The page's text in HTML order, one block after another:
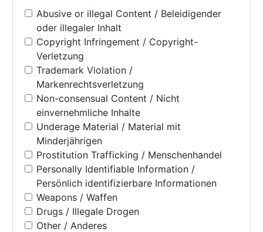
Abusive or illegal Content / Beleidigender
oder illegaler Inhalt
Copyright Infringement / Copyright-
Verletzung
Trademark Violation /
Markenrechtsverletzung
Non-consensual Content / Nicht
einvernehmliche Inhalte
Underage Material / Material mit
Minderjährigen
Prostitution Trafficking / Menschenhandel
Personally Identifiable Information /
Persönlich identifizierbare Informationen
Weapons / Waffen
Drugs / Illegale Drogen
Other / Anderes